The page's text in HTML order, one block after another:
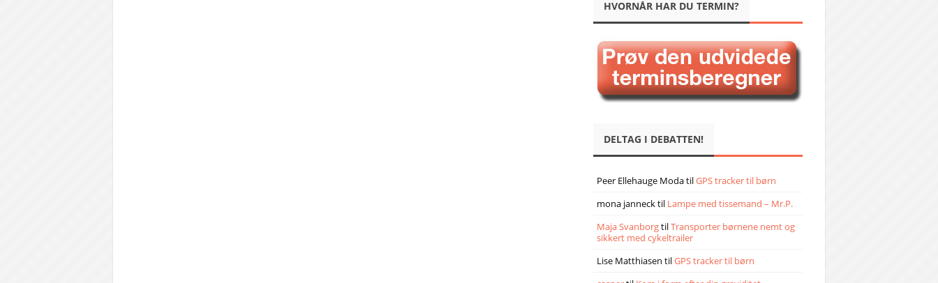
HVORNÅR HAR DU TERMIN?
DELTAG I DEBATTEN!
Peer Ellehauge ModatilGPS tracker til børn
mona jannecktil Lampe med tissemand – Mr.P.
Maja SvanborgtilTransporter børnene nemt og
sikkert med cykeltrailer
Lise Matthiasen tilGPS tracker til børn